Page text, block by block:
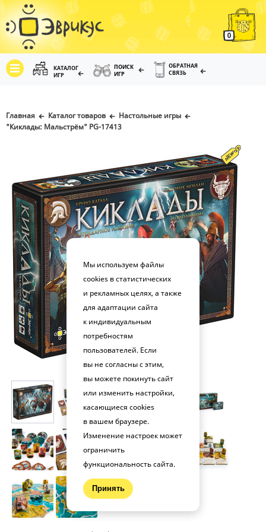
0
КАТАЛОГ
ИГР
ПОИСК
ИГР
ОБРАТНАЯ
СВЯЗЬ
Главная Каталог товаров
Настольные игры
"Киклады: Мальстрём" PG-17413
Мы используем файлы
cookies в статистических
и рекламных целях, а также
для адаптации сайта
к индивидуальным
потребностям
пользователей. Если
вы не согласны с этим,
вы можете покинуть сайт
или изменить настройки,
касающиеся cookies
в вашем браузере.
Изменение настроек может
ограничить
функциональность сайта.
Принять